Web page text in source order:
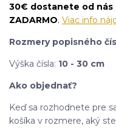
30€ dostanete od nás
ZADARMO. Viac info
Rozmery popisného
Výška čísla: 10 - 30 cm
Ako objednať?
Keď sa rozhodnete pre
košíka v rozmere, aký